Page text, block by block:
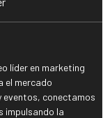
líder en marketing
el mercado
conectamos
impulsando la